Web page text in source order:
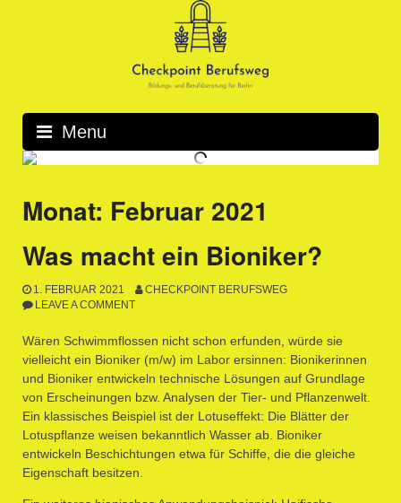
Menu
Monat: Februar 2021
Was macht ein Bioniker?
1. FEBRUAR 2021
CHECKPOINT BERUFSWEG
LEAVE A COMMENT
Wären Schwimmflossen nicht schon erfunden, würde sie
vielleicht ein Bioniker (m/w) im Labor ersinnen: Bionikerinnen
und Bioniker entwickeln technische Lösungen auf Grundlage
von Erscheinungen bzw. Analysen der Tier- und Pflanzenwelt.
Ein klassisches Beispiel ist der Lotuseffekt: Die Blätter der
Lotuspflanze weisen bekanntlich Wasser ab. Bioniker
entwickeln Beschichtungen etwa für Schiffe, die die gleiche
Eigenschaft besitzen.